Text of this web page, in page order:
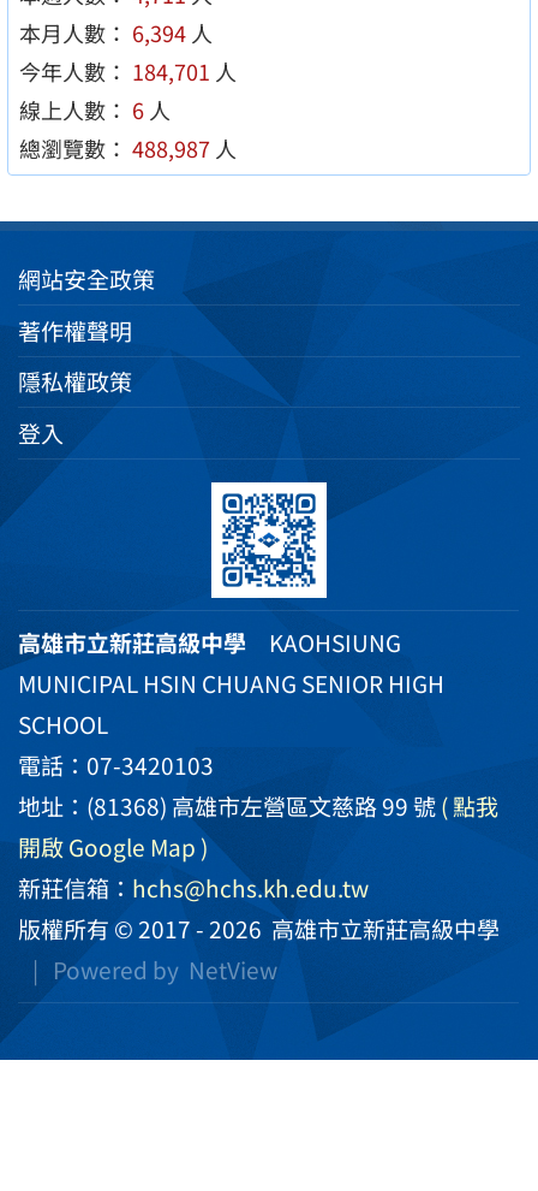
本月人數： 6,394 人
今年人數： 184,701 人
線上人數： 6 人
總瀏覽數： 488,987 人
網站安全政策
著作權聲明
隱私權政策
登入
高雄市立新莊高級中學 KAOHSIUNG
MUNICIPAL HSIN CHUANG SENIOR HIGH
SCHOOL
電話：07-3420103
地址：(81368) 高雄市左營區文慈路 99 號( 點我
開啟 Google Map )
新莊信箱： hchs@hchs.kh.edu.tw
版權所有 © 2017 - 2026 高雄市立新莊高級中學
| Powered by NetView